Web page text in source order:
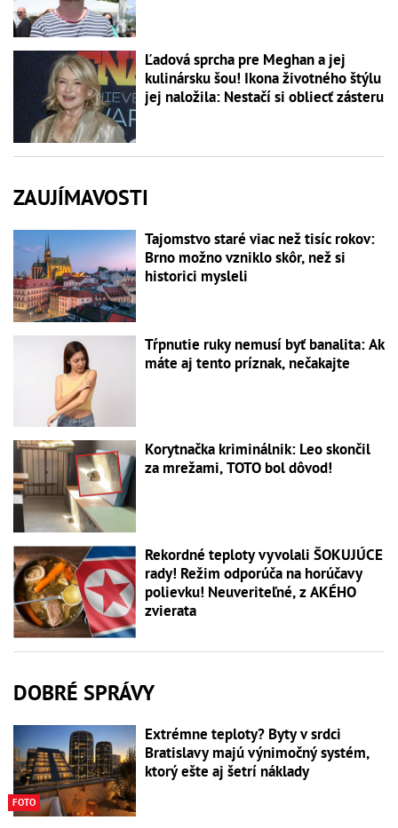
Ľadová sprcha pre Meghan a jej
kulinársku šou! Ikona životného štýlu
jej naložila: Nestačí si obliecť zásteru
ZAUJÍMAVOSTI
Tajomstvo staré viac než tisíc rokov:
Brno možno vzniklo skôr, než si
historici mysleli
Tŕpnutie ruky nemusí byť banalita: Ak
máte aj tento príznak, nečakajte
Korytnačka kriminálnik: Leo skončil
za mrežami, TOTO bol dôvod!
Rekordné teploty vyvolali ŠOKUJÚCE
rady! Režim odporúča na horúčavy
polievku! Neuveriteľné, z AKÉHO
zvierata
DOBRÉ SPRÁVY
FOTO
Extrémne teploty? Byty v srdci
Bratislavy majú výnimočný systém,
ktorý ešte aj šetrí náklady